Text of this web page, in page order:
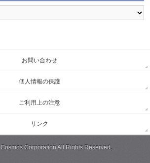
お問い合わせ
個人情報の保護
ご利用上の注意
リンク
Cosmos Corporation All Rights Reserved.